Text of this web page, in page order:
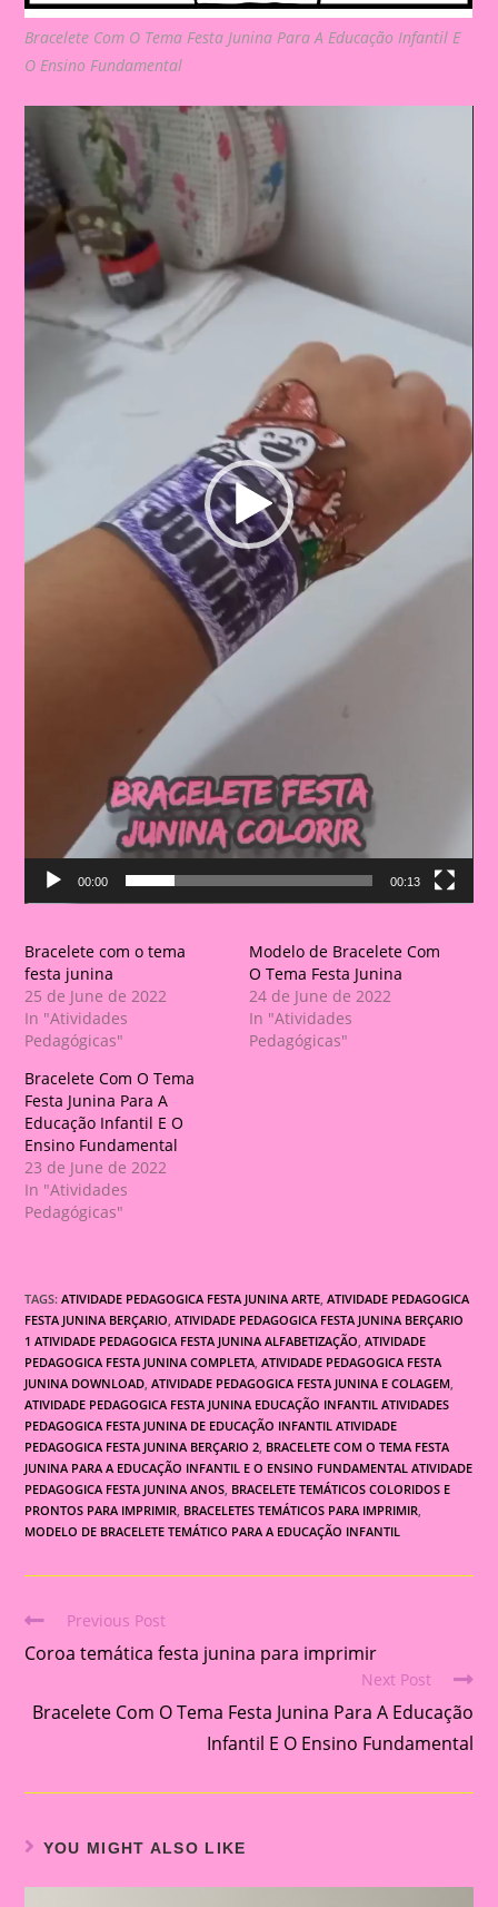
Bracelete Com O Tema Festa Junina Para A Educação Infantil E
O Ensino Fundamental
Player
00:00 00:13
Bracelete com o tema
festa junina
25 de June de 2022
In "Atividades
Pedagógicas"
Modelo de Bracelete Com
O Tema Festa Junina
24 de June de 2022
In "Atividades
Pedagógicas"
Bracelete Com O Tema
Festa Junina Para A
Educação Infantil E O
Ensino Fundamental
23 de June de 2022
In "Atividades
Pedagógicas"
TAGS:ATIVIDADE PEDAGOGICA FESTA JUNINA ARTE, ATIVIDADE PEDAGOGICA
FESTA JUNINA BERÇARIO, ATIVIDADE PEDAGOGICA FESTA JUNINA BERÇARIO
1 ATIVIDADE PEDAGOGICA FESTA JUNINA ALFABETIZAÇÃO, ATIVIDADE
PEDAGOGICA FESTA JUNINA COMPLETA, ATIVIDADE PEDAGOGICA FESTA
JUNINA DOWNLOAD, ATIVIDADE PEDAGOGICA FESTA JUNINA E COLAGEM,
ATIVIDADE PEDAGOGICA FESTA JUNINA EDUCAÇÃO INFANTIL ATIVIDADES
PEDAGOGICA FESTA JUNINA DE EDUCAÇÃO INFANTIL ATIVIDADE
PEDAGOGICA FESTA JUNINA BERÇARIO 2, BRACELETE COM O TEMA FESTA
JUNINA PARA A EDUCAÇÃO INFANTIL E O ENSINO FUNDAMENTAL ATIVIDADE
PEDAGOGICA FESTA JUNINA ANOS, BRACELETE TEMÁTICOS COLORIDOS E
PRONTOS PARA IMPRIMIR, BRACELETES TEMÁTICOS PARA IMPRIMIR,
MODELO DE BRACELETE TEMÁTICO PARA A EDUCAÇÃO INFANTIL
Read
more
Previous Post
Coroa temática festa junina para imprimir
Next Post
Bracelete Com O Tema Festa Junina Para A Educação
Infantil E O Ensino Fundamental
YOU MIGHT ALSO LIKE